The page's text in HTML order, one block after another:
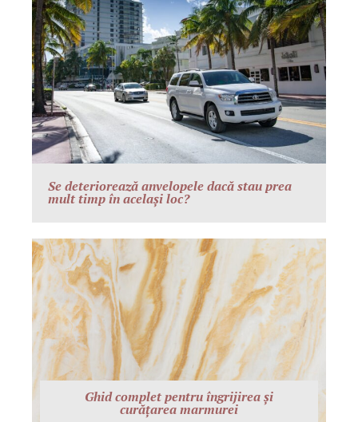
Se deteriorează anvelopele dacă stau prea
mult timp în același loc?
Ghid complet pentru îngrijirea și
curățarea marmurei